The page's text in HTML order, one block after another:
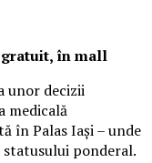
în mall
unor decizii
medicală
în Palas Iași – unde
statusului ponderal.